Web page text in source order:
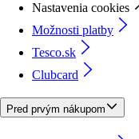
Nastavenia cookies
Možnosti platby
Tesco.sk
Clubcard
Pred prvým nákupom